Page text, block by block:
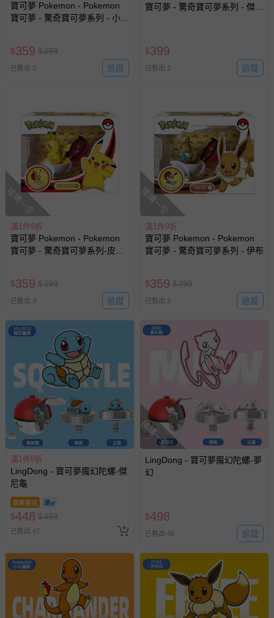
寶可夢 Pokemon - Pokemon
寶可夢 - 驚奇寶可夢系列 - 小火
$359 $399
已售出 2 追蹤
寶可夢 - 驚奇寶可夢系列 - 傑尼
$399
已售出 2 追蹤
搶購一空
滿1件9折
寶可夢 Pokemon - Pokemon
寶可夢 - 驚奇寶可夢系列-皮卡
$359 $399
已售出 3 追蹤
搶購一空
滿1件9折
寶可夢 Pokemon - Pokemon
寶可夢 - 驚奇寶可夢系列 - 伊布
$359 $399
已售出 2 追蹤
滿1件9折
LingDong - 寶可夢魔幻陀螺-傑
尼龜
即將售完
$448 $498
已售出 47
搶購一空
LingDong - 寶可夢魔幻陀螺-夢
幻
$498
已售出 45 追蹤